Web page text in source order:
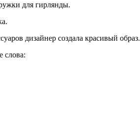
для гирлянды.
дизайнер создала красивый образ.
слова: